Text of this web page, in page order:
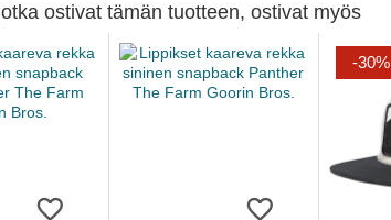
ostivat tämän tuotteen, ostivat myös
-30%